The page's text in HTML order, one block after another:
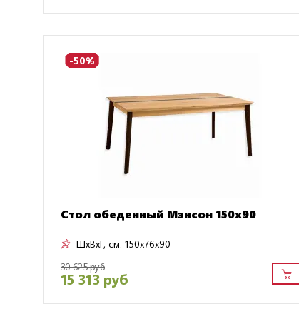
-50%
Стол обеденный Мэнсон 150х90
ШxВxГ, см: 150x76x90
30 625 руб
15 313 руб